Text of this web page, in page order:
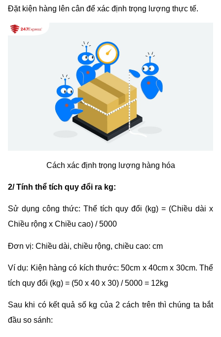
Đặt kiện hàng lên cân để xác định trọng lượng thực tế.
Cách xác định trọng lượng hàng hóa
2/ Tính thể tích quy đổi ra kg:
Sử dụng công thức: Thể tích quy đổi (kg) = (Chiều dài x
Chiều rộng x Chiều cao) / 5000
Đơn vị: Chiều dài, chiều rộng, chiều cao: cm
Ví dụ: Kiện hàng có kích thước: 50cm x 40cm x 30cm. Thể
tích quy đổi (kg) = (50 x 40 x 30) / 5000 = 12kg
Sau khi có kết quả số kg của 2 cách trên thì chúng ta bắt
đầu so sánh: